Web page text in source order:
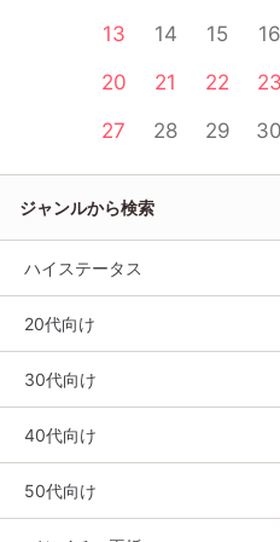
13 14 15 16
20
21 22 23
27
28 29 30
ジャンルから検索
ハイステータス
20代向け
30代向け
40代向け
50代向け